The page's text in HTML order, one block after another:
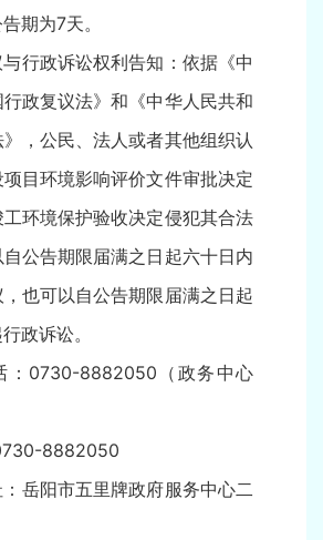
期为7天。
行政诉讼权利告知：依据《中
政复议法》和《中华人民共和
，公民、法人或者其他组织认
目环境影响评价文件审批决定
环境保护验收决定侵犯其合法
公告期限届满之日起六十日内
也可以自公告期限届满之日起
政诉讼。
：0730-8882050（政务中心
8882050
岳阳市五里牌政府服务中心二